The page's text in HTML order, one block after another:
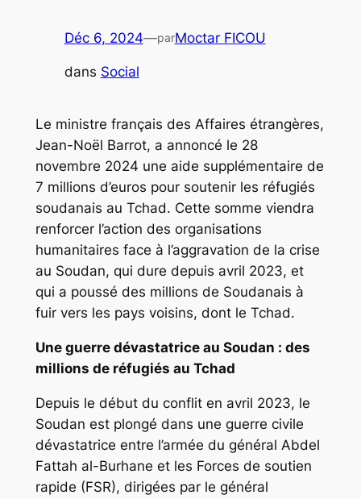
Déc 6, 2024—parMoctar FICOU
dans Social
Le ministre français des Affaires étrangères,
Jean-Noël Barrot, a annoncé le 28
novembre 2024 une aide supplémentaire de
7 millions d’euros pour soutenir les réfugiés
soudanais au Tchad. Cette somme viendra
renforcer l’action des organisations
humanitaires face à l’aggravation de la crise
au Soudan, qui dure depuis avril 2023, et
qui a poussé des millions de Soudanais à
fuir vers les pays voisins, dont le Tchad.
Une guerre dévastatrice au Soudan : des
millions de réfugiés au Tchad
Depuis le début du conflit en avril 2023, le
Soudan est plongé dans une guerre civile
dévastatrice entre l’armée du général Abdel
Fattah al-Burhane et les Forces de soutien
rapide (FSR), dirigées par le général